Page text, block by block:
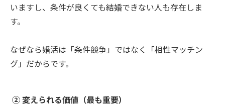
いますし、条件が良くても結婚できない人も存在しま
す。
なぜなら婚活は「条件競争」ではなく「相性マッチン
グ」だからです。
② 変えられる価値（最も重要）